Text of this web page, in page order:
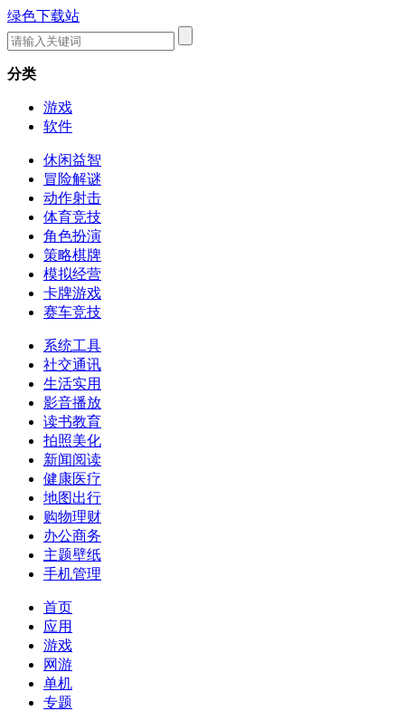
绿色下载站
分类
游戏
软件
休闲益智
冒险解谜
动作射击
体育竞技
角色扮演
策略棋牌
模拟经营
卡牌游戏
赛车竞技
系统工具
社交通讯
生活实用
影音播放
读书教育
拍照美化
新闻阅读
健康医疗
地图出行
购物理财
办公商务
主题壁纸
手机管理
首页
应用
游戏
网游
单机
专题